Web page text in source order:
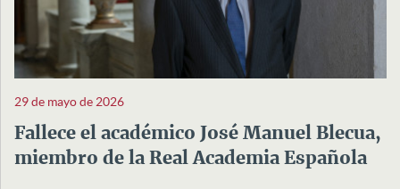
29 de mayo de 2026
Fallece el académico José Manuel Blecua,
miembro de la Real Academia Española